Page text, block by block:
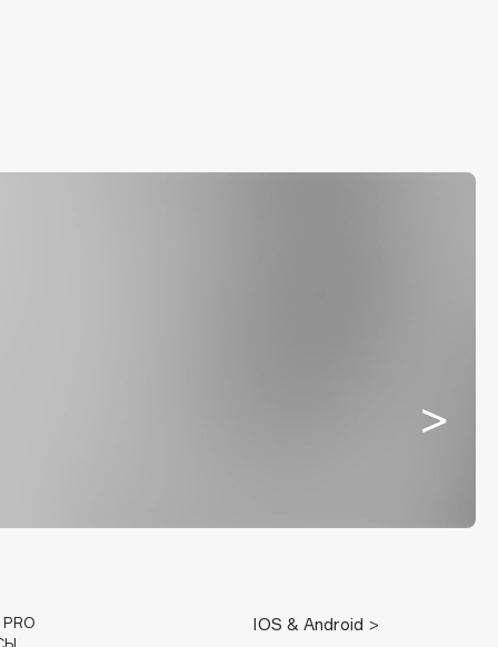
PRO
IOS & Android >